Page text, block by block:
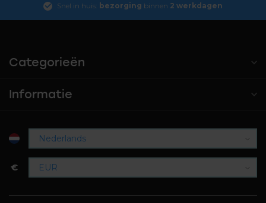
Snel in huis: bezorging binnen 2 werkdagen
Categorieën
Informatie
€